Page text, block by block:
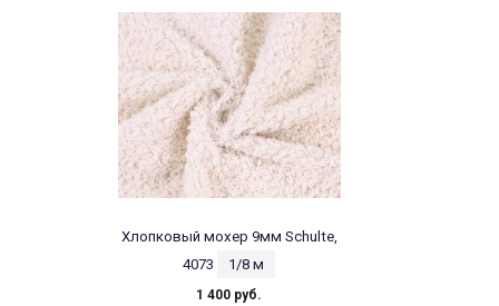
Хлопковый мохер 9мм Schulte,
4073
1/8 м
1 400 руб.